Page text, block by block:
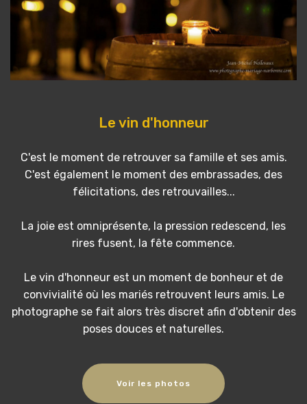
Le vin d'honneur
C'est le moment de retrouver sa famille et ses amis.
C'est également le moment des embrassades, des
félicitations, des retrouvailles...
La joie est omniprésente, la pression redescend, les
rires fusent, la fête commence.
Le vin d'honneur est un moment de bonheur et de
convivialité où les mariés retrouvent leurs amis. Le
photographe se fait alors très discret afin d'obtenir des
poses douces et naturelles.
Voir les photos